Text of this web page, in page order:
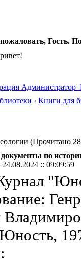
Гость.
Администратор
› Книги для
(Прочитано
по
24.08.2024 :: 09:09:59